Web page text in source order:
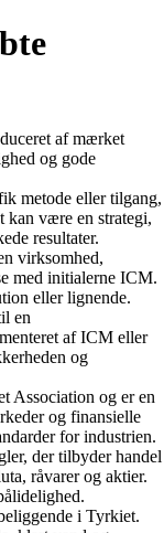
af mærket
og gode
metode eller tilgang,
kan være en strategi,
resultater.
virksomhed,
med initialerne ICM.
eller lignende.
en
af ICM eller
og
Association og er en
og finansielle
for industrien.
der tilbyder handel
råvarer og aktier.
i Tyrkiet.